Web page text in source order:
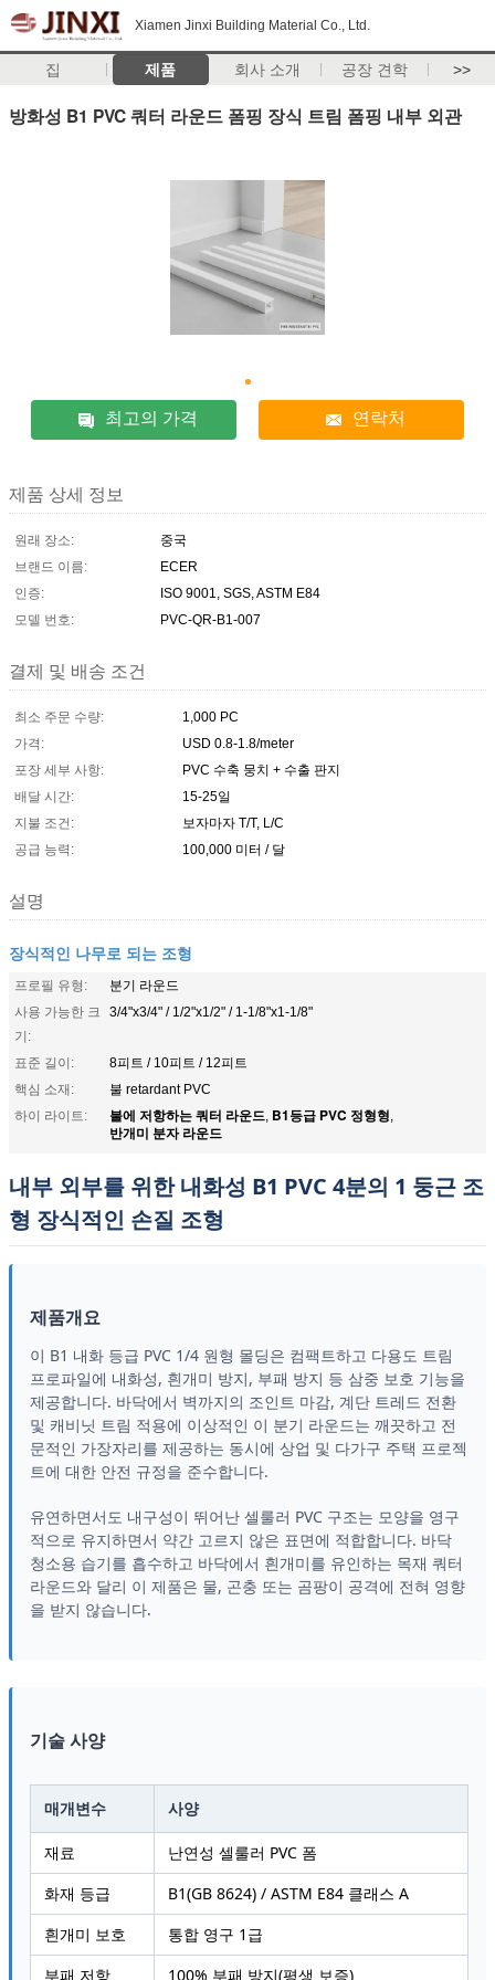
Xiamen Jinxi Building Material Co., Ltd.
집 제품 회사 소개 공장 견학 >>
방화성 B1 PVC 쿼터 라운드 폼핑 장식 트림 폼핑 내부 외관
최고의 가격 연락처
제품 상세 정보
원래 장소:
중국
브랜드 이름:
ECER
인증:
ISO 9001, SGS, ASTM E84
모델 번호:
PVC-QR-B1-007
결제 및 배송 조건
최소 주문 수량:
1,000 PC
가격:
USD 0.8-1.8/meter
포장 세부 사항:
PVC 수축 뭉치 + 수출 판지
배달 시간:
15-25일
지불 조건:
보자마자 T/T, L/C
공급 능력:
100,000 미터 / 달
설명
장식적인 나무로 되는 조형
프로필 유형:
분기 라운드
사용 가능한 크
기:
3/4"x3/4" / 1/2"x1/2" / 1-1/8"x1-1/8"
표준 길이:
8피트 / 10피트 / 12피트
핵심 소재:
불 retardant PVC
하이 라이트:
불에 저항하는 쿼터 라운드, B1등급 PVC 정형형,
반개미 분자 라운드
내부 외부를 위한 내화성 B1 PVC 4분의 1 둥근 조
형 장식적인 손질 조형
제품개요
이 B1 내화 등급 PVC 1/4 원형 몰딩은 컴팩트하고 다용도 트림
프로파일에 내화성, 흰개미 방지, 부패 방지 등 삼중 보호 기능을
제공합니다. 바닥에서 벽까지의 조인트 마감, 계단 트레드 전환
및 캐비닛 트림 적용에 이상적인 이 분기 라운드는 깨끗하고 전
문적인 가장자리를 제공하는 동시에 상업 및 다가구 주택 프로젝
트에 대한 안전 규정을 준수합니다.
유연하면서도 내구성이 뛰어난 셀룰러 PVC 구조는 모양을 영구
적으로 유지하면서 약간 고르지 않은 표면에 적합합니다. 바닥
청소용 습기를 흡수하고 바닥에서 흰개미를 유인하는 목재 쿼터
라운드와 달리 이 제품은 물, 곤충 또는 곰팡이 공격에 전혀 영향
을 받지 않습니다.
기술 사양
매개변수 사양
재료
난연성 셀룰러 PVC 폼
화재 등급
B1(GB 8624) / ASTM E84 클래스 A
흰개미 보호
통합 영구 1급
부패 저항
100% 부패 방지(평생 보증)